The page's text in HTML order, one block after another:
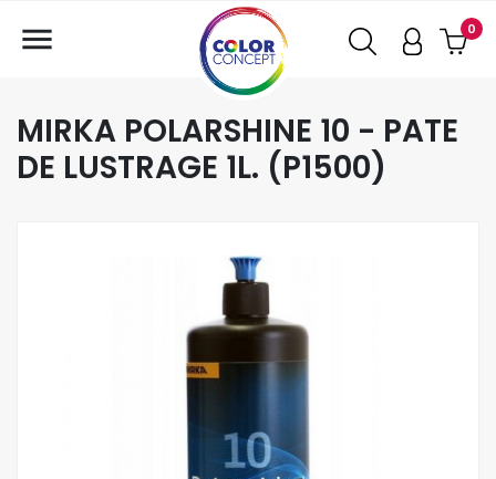
0

MIRKA POLARSHINE 10 - PATE
DE LUSTRAGE 1L. (P1500)